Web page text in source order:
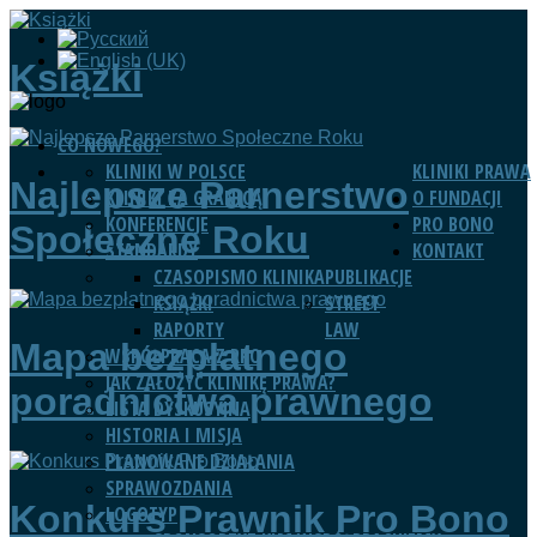
CO NOWEGO?
KLINIKI PRAWA
KLINIKI W POLSCE
KLINIKI ZA GRANICĄ
KONFERENCJE
STANDARDY
PUBLIKACJE
CZASOPISMO KLINIKA
KSIĄŻKI
RAPORTY
STREET
LAW
WSPÓŁPRACA Z RPO
JAK ZAŁOŻYĆ KLINIKĘ PRAWA?
LISTA DYSKUSYJNA
O FUNDACJI
HISTORIA I MISJA
PLANOWANE DZIAŁANIA
SPRAWOZDANIA
LOGOTYP
PRO BONO
KONTAKT
Książki
Najlepsze Parnerstwo
Społeczne Roku
Mapa bezpłatnego
poradnictwa prawnego
Konkurs Prawnik Pro Bono